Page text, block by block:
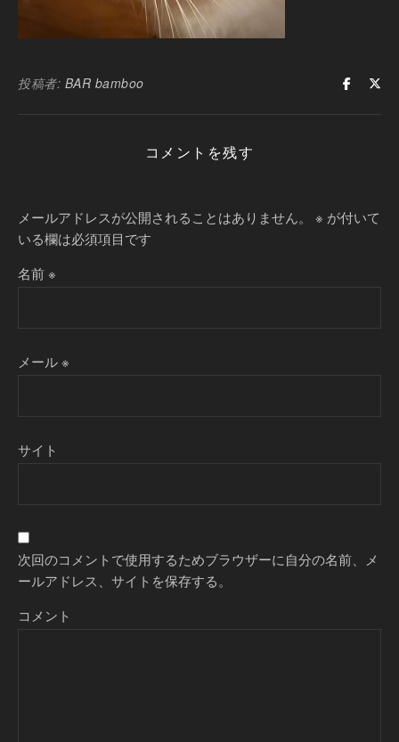
投稿者: BAR bamboo
コメントを残す
メールアドレスが公開されることはありません。 ※ が付いて
いる欄は必須項目です
名前※
メール※
サイト
次回のコメントで使用するためブラウザーに自分の名前、メ
ールアドレス、サイトを保存する。
コメント